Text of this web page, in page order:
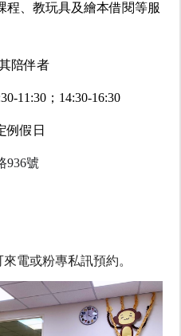
程、教玩具及繪本借閱等服
陪伴者
11:30；14:30-16:30
例假日
936號
電或粉專私訊預約。